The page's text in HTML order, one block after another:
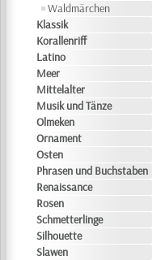
Waldmärchen
Klassik
Korallenriff
Latino
Meer
Mittelalter
Musik und Tänze
Olmeken
Ornament
Osten
Phrasen und Buchstaben
Renaissance
Rosen
Schmetterlinge
Silhouette
Slawen